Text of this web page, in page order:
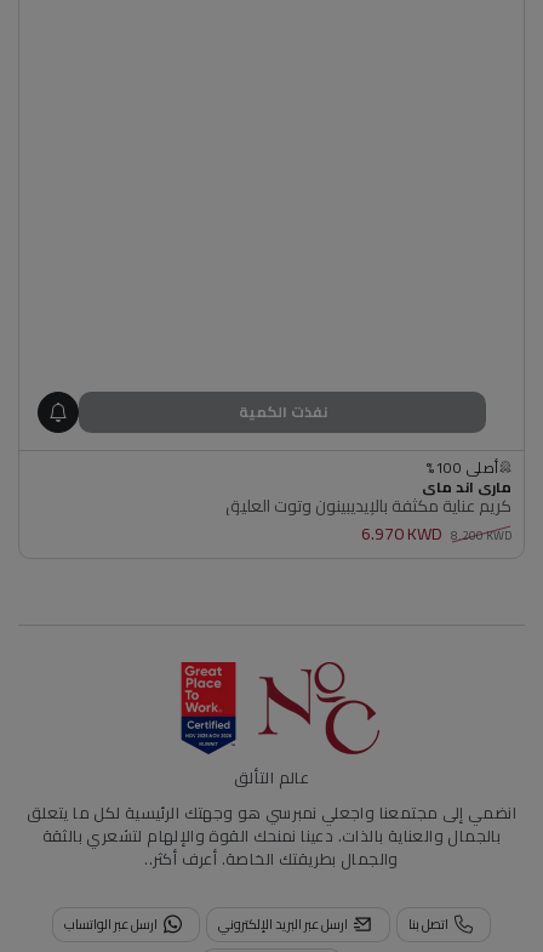
أصلي 100%
غير متاح
أصلي 100%
البائع
ماري اند ماي
كريم عناية مكثفة بالإيديبينون وتوت العليق
8.200 KWD
6.970 KWD
نفذت الكمية
عالم التألق
انضمي إلى مجتمعنا واجعلي نمبرسي هو وجهتك الرئيسية لكل ما يتعلق
بالجمال والعناية بالذات. دعينا نمنحك القوة والإلهام لتشعري بالثقة
والجمال بطريقتك الخاصة. أعرف أكثر..
اتصل بنا ارسل عبر البريد الإلكتروني
ارسل عبر الواتساب